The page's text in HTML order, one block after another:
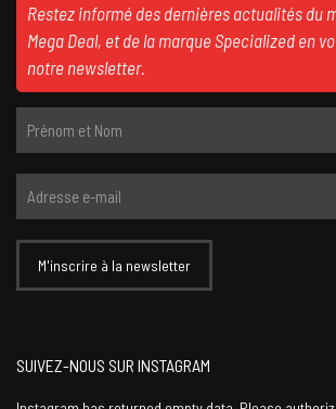
Restez informé des dernières actualités du
Mega Deal, et de la marque Specialized en
notre newsletter.
SUIVEZ-NOUS SUR INSTAGRAM